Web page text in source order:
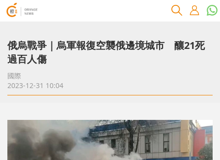
俄烏戰爭｜烏軍報復空襲俄邊境城市 釀21死
過百人傷
國際
2023-12-31 10:04